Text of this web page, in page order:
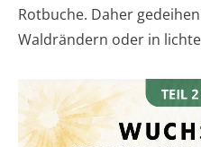
Rotbuche. Daher
Waldrändern oder in